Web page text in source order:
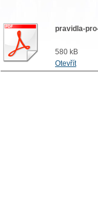
pravidla-
580 kB
Otevřít